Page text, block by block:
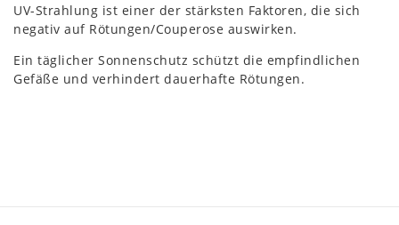
UV-Strahlung ist einer der stärksten Faktoren, die sich
negativ auf Rötungen/Couperose auswirken.
Ein täglicher Sonnenschutz schützt die empfindlichen
Gefäße und verhindert dauerhafte Rötungen.